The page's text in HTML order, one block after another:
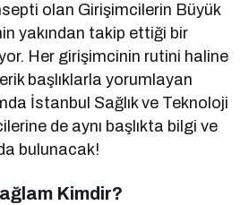
olan Girişimcilerin Büyük
yakından takip ettiği bir
Her girişimcinin rutini haline
başlıklarla yorumlayan
İstanbul Sağlık ve Teknoloji
de aynı başlıkta bilgi ve
bulunacak!
Kimdir?